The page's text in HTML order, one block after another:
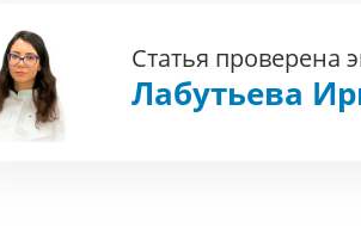
Статья проверена
Лабутьева